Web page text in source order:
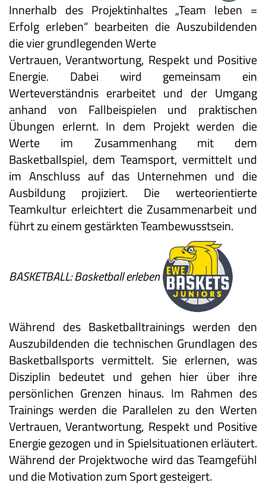
Innerhalb des Projektinhaltes „Team leben =
Erfolg erleben“ bearbeiten die Auszubildenden
die vier grundlegenden Werte
Vertrauen, Verantwortung, Respekt und Positive
Energie. Dabei wird gemeinsam ein
Werteverständnis erarbeitet und der Umgang
anhand von Fallbeispielen und praktischen
Übungen erlernt. In dem Projekt werden die
Werte im Zusammenhang mit dem
Basketballspiel, dem Teamsport, vermittelt und
im Anschluss auf das Unternehmen und die
Ausbildung projiziert. Die werteorientierte
Teamkultur erleichtert die Zusammenarbeit und
führt zu einem gestärkten Teambewusstsein.
BASKETBALL: Basketball erleben
Während des Basketballtrainings werden den
Auszubildenden die technischen Grundlagen des
Basketballsports vermittelt. Sie erlernen, was
Disziplin bedeutet und gehen hier über ihre
persönlichen Grenzen hinaus. Im Rahmen des
Trainings werden die Parallelen zu den Werten
Vertrauen, Verantwortung, Respekt und Positive
Energie gezogen und in Spielsituationen erläutert.
Während der Projektwoche wird das Teamgefühl
und die Motivation zum Sport gesteigert.